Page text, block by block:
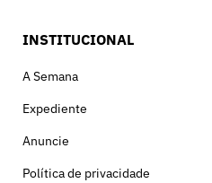
INSTITUCIONAL
A Semana
Expediente
Anuncie
Política de privacidade